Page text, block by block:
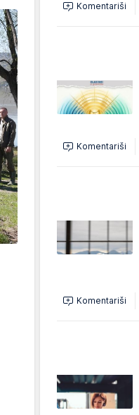
Komentariši
Komentariši
Komentariši